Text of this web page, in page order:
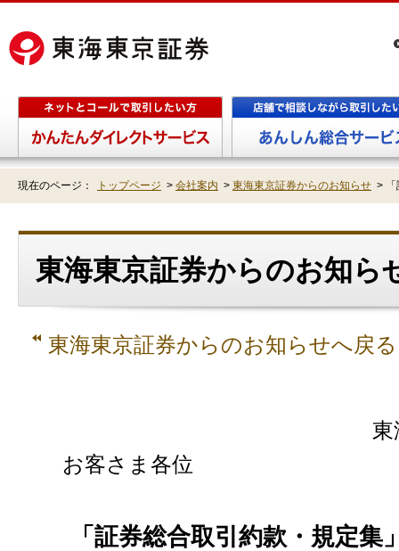
現在のページ： トップページ > 会社案内 > 東海東京証券からのお知らせ >
東海東京証券からのお知ら
東海東京証券からのお知らせへ戻る
東
お客さま各位
「証券総合取引約款・規定